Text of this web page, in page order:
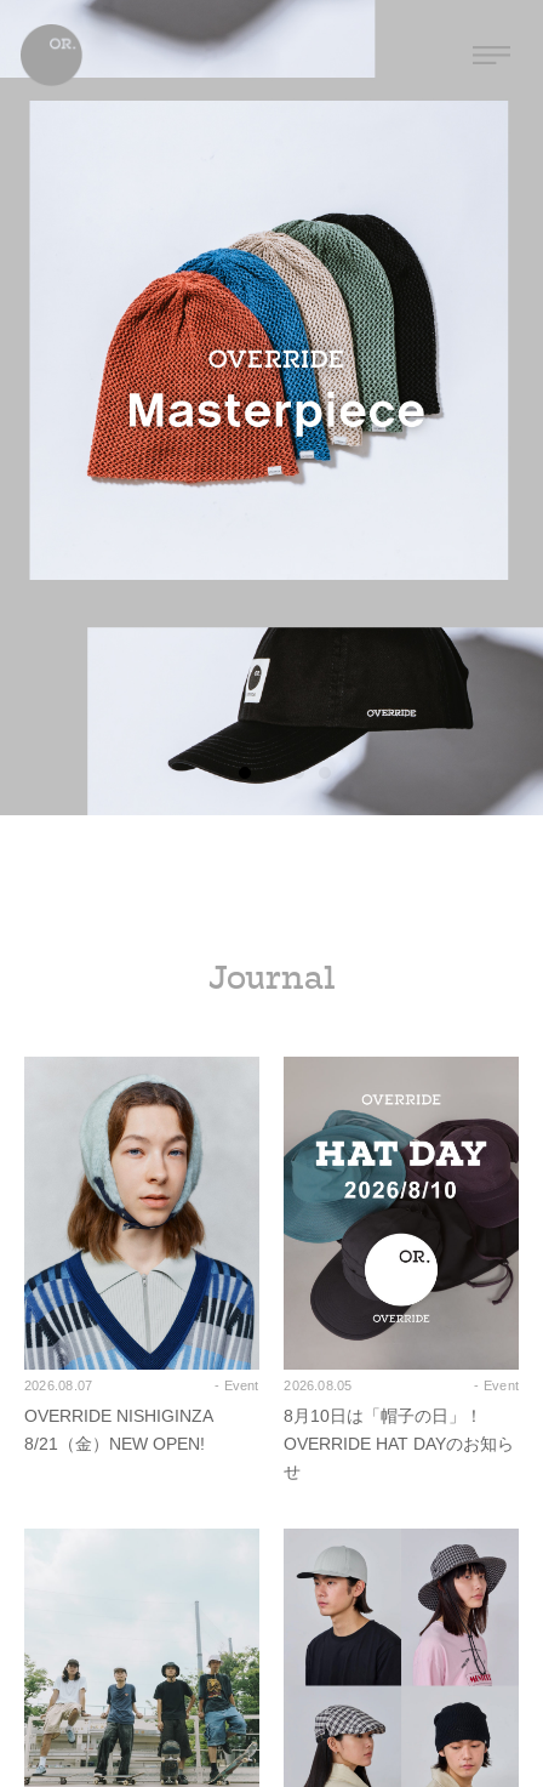
Journal
2026.08.07 - Event
OVERRIDE NISHIGINZA
8/21（金）NEW OPEN!
2026.08.05 - Event
8月10日は「帽子の日」！
OVERRIDE HAT DAYのお知ら
せ